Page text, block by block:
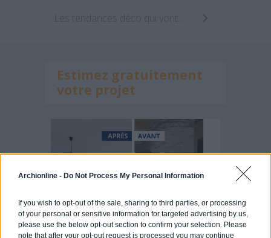
Archionline - Do Not Process My Personal Information
If you wish to opt-out of the sale, sharing to third parties, or processing
of your personal or sensitive information for targeted advertising by us,
please use the below opt-out section to confirm your selection. Please
note that after your opt-out request is processed you may continue
Estimez gratuitement
votre projet